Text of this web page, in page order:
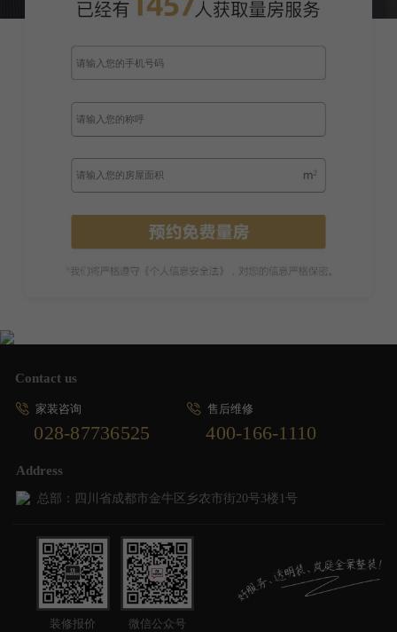
Contact us
家装咨询
028-87736525
售后维修
400-166-1110
Address
总部：四川省成都市金牛区乡农市街20号3楼1号
装修报价 微信公众号